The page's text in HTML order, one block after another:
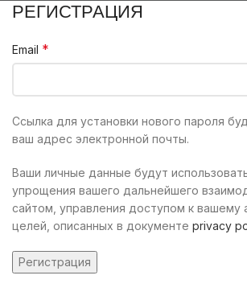
РЕГИСТРАЦИЯ
Email *
Ссылка для установки нового пароля
ваш адрес электронной почты.
Ваши личные данные будут
упрощения вашего дальнейшего
сайтом, управления доступом к вашему
целей, описанных в документе privacy
Регистрация